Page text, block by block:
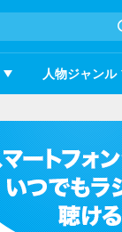
人物ジャンル